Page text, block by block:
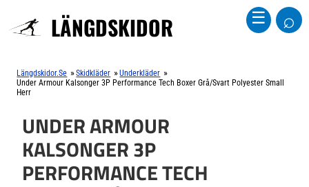
LÄNGDSKIDOR ☰ ⌕
Längdskidor.se »Skidkläder »Underkläder »
Under Armour Kalsonger 3P Performance Tech Boxer Grå/Svart Polyester Small
Herr
UNDER ARMOUR
KALSONGER 3P
PERFORMANCE TECH